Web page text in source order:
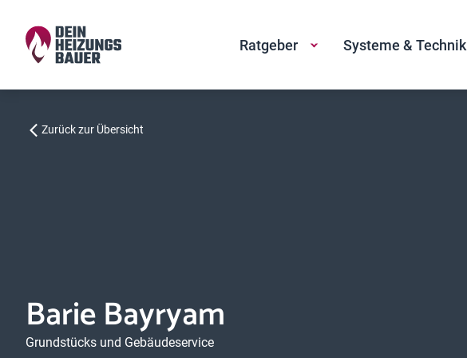
Ratgeber Systeme & Technik
Zurück zur Übersicht
Barie Bayryam
Grundstücks und Gebäudeservice